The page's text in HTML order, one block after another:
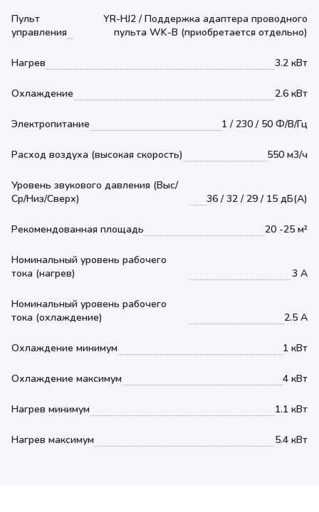
Пульт
управления
YR-HJ2 / Поддержка адаптера проводного
пульта WK-B (приобретается отдельно)
Нагрев 3.2 кВт
Охлаждение 2.6 кВт
Электропитание 1 / 230 / 50 Ф/В/Гц
Расход воздуха (высокая скорость) 550 м3/ч
Уровень звукового давления (Выс/
Ср/Низ/Сверх)
36 / 32 / 29 / 15 дБ(А)
Рекомендованная площадь 20 -25 м²
Номинальный уровень рабочего
тока (нагрев)
3 А
Номинальный уровень рабочего
тока (охлаждение)
2.5 А
Охлаждение минимум 1 кВт
Охлаждение максимум 4 кВт
Нагрев минимум 1.1 кВт
Нагрев максимум 5.4 кВт